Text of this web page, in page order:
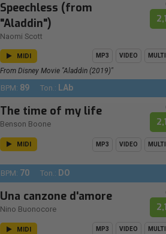
Speechless (from
"Aladdin")
Naomi Scott
MIDI MP3 VIDEO
From Disney Movie "Aladdin (2019)"
BPM: 89 Ton.: LAb
The time of my life
Benson Boone
MIDI MP3 VIDEO
BPM: 70 Ton.: DO
Una canzone d'amore
Nino Buonocore
MIDI MP3 VIDEO